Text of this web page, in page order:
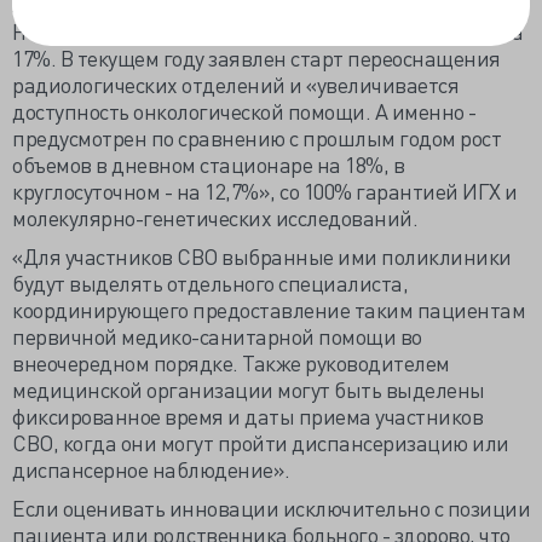
Но всё же норматив затрат на «скорую» увеличили на
17%. В текущем году заявлен старт переоснащения
радиологических отделений и «увеличивается
доступность онкологической помощи. А именно -
предусмотрен по сравнению с прошлым годом рост
объемов в дневном стационаре на 18%, в
круглосуточном - на 12,7%», со 100% гарантией ИГХ и
молекулярно-генетических исследований.
«Для участников СВО выбранные ими поликлиники
будут выделять отдельного специалиста,
координирующего предоставление таким пациентам
первичной медико-санитарной помощи во
внеочередном порядке. Также руководителем
медицинской организации могут быть выделены
фиксированное время и даты приема участников
СВО, когда они могут пройти диспансеризацию или
диспансерное наблюдение».
Если оценивать инновации исключительно с позиции
пациента или родственника больного - здорово, что